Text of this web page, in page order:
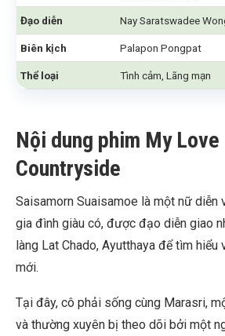
Đạo diễn Nay Saratswadee
Biên kịch Palapon Pongpat
Thể loại Tình cảm, Lãng mạn
Nội dung phim My
Countryside
Saisamorn Suaisamoe là một nữ diễn
gia đình giàu có, được đạo diễn giao
làng Lat Chado, Ayutthaya để tìm hiểu
mới.
Tại đây, cô phải sống cùng Marasri,
và thường xuyên bị theo dõi bởi một